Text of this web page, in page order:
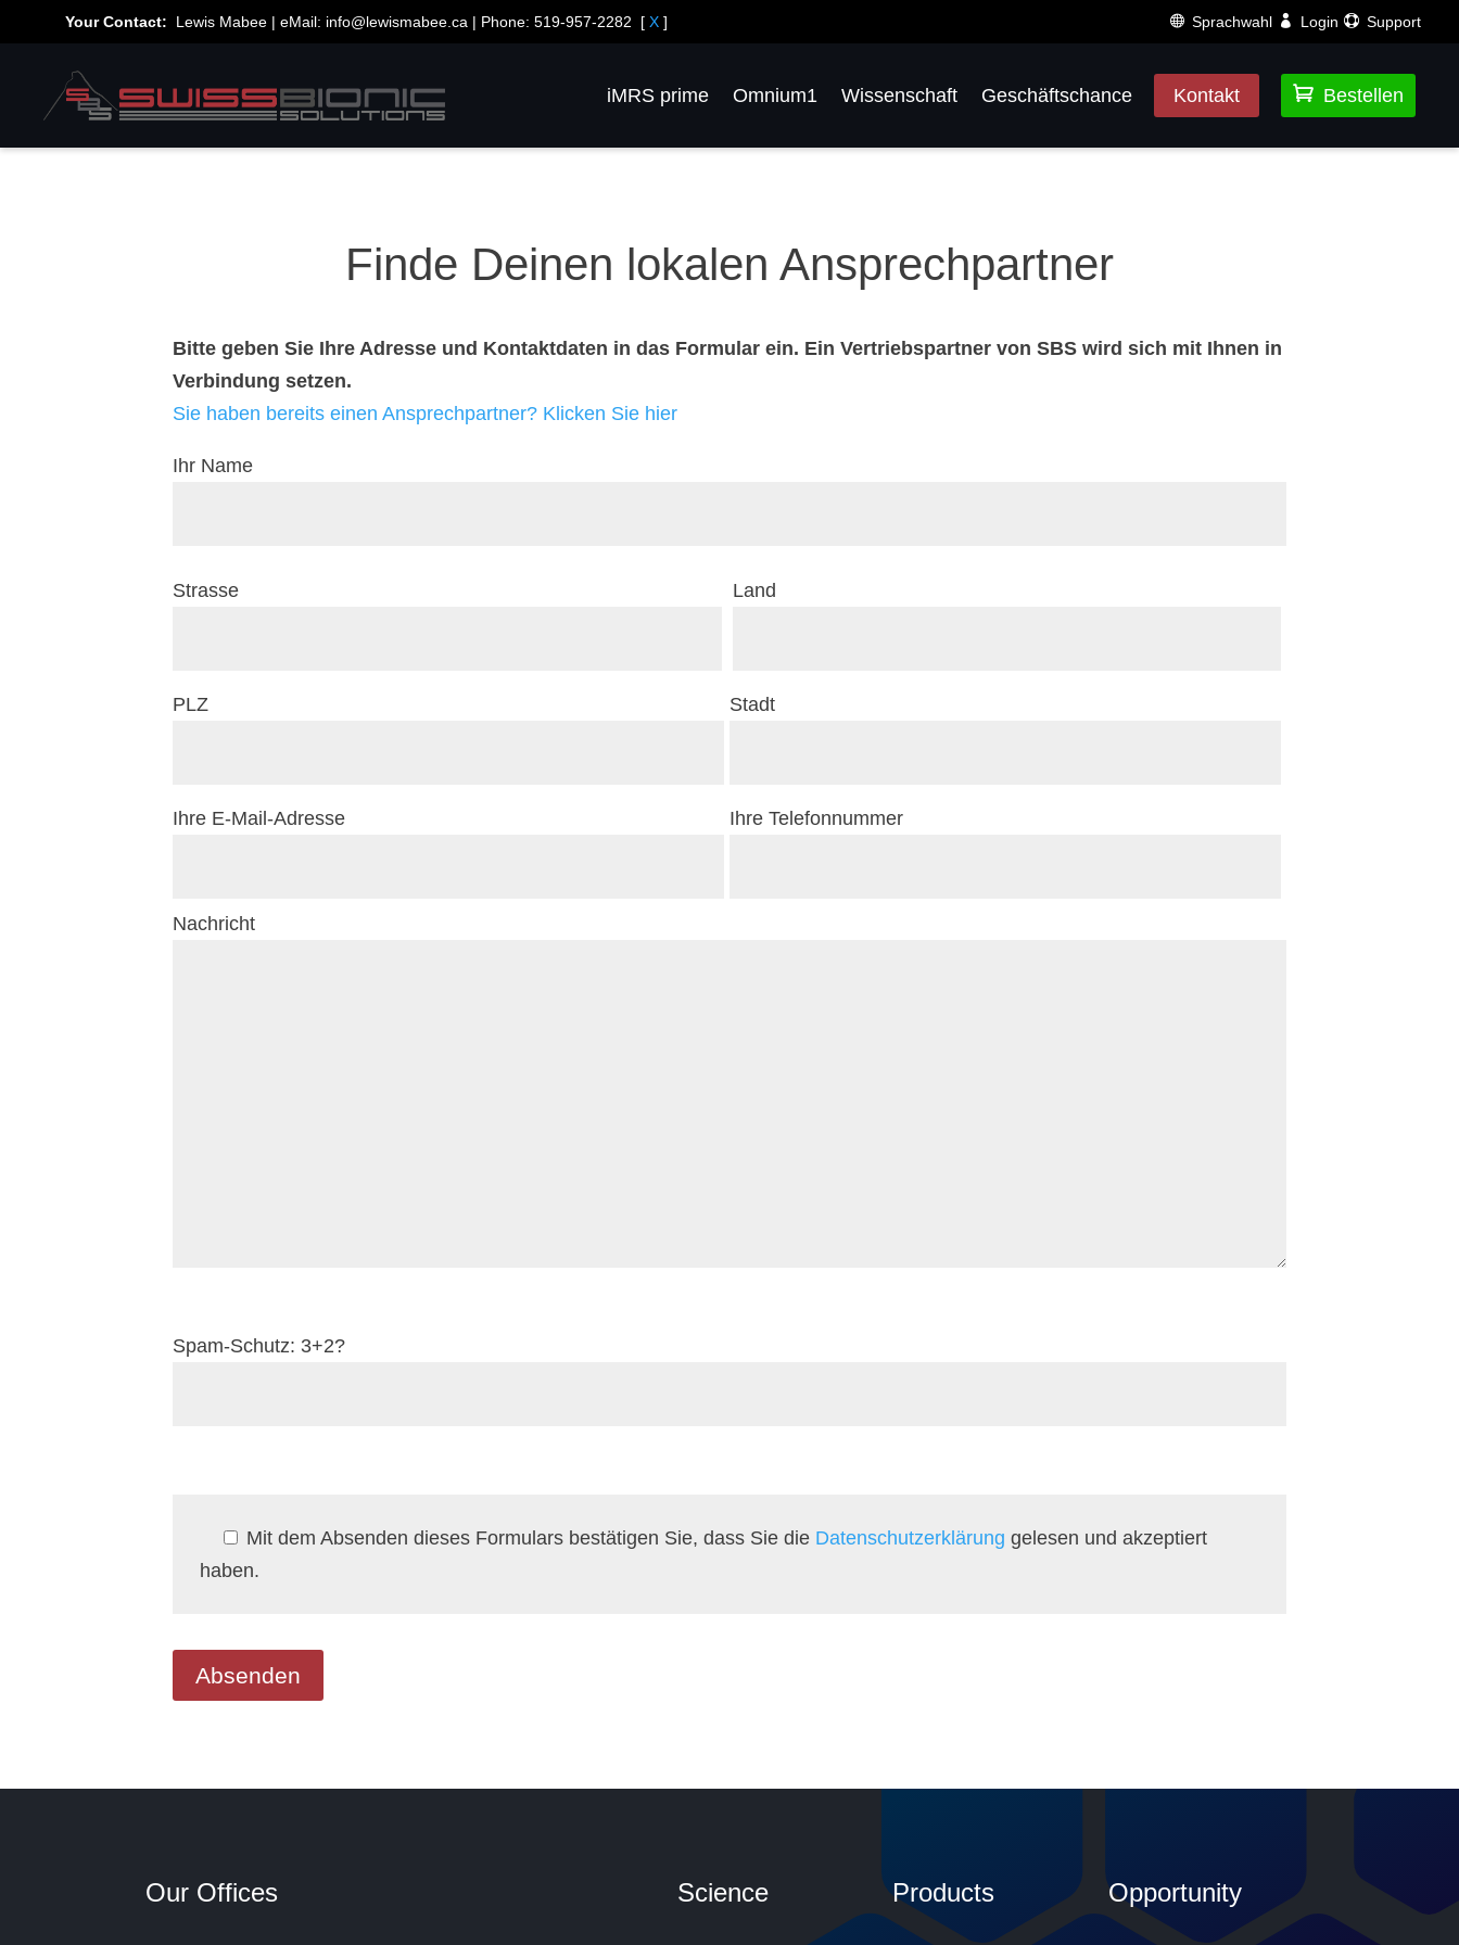
Your Contact: Lewis Mabee | eMail: info@lewismabee.ca | Phone:519-957-2282 [X ] Sprachwahl Login Support
iMRS prime Omnium1 Wissenschaft Geschäftschance Kontakt  Bestellen
Finde Deinen lokalen Ansprechpartner
Bitte geben Sie Ihre Adresse und Kontaktdaten in das Formular ein. Ein Vertriebspartner von SBS wird sich mit Ihnen in
Verbindung setzen.
Sie haben bereits einen Ansprechpartner? Klicken Sie hier
Ihr Name
Strasse Land
PLZ Stadt
Ihre E-Mail-Adresse Ihre Telefonnummer
Nachricht
Spam-Schutz: 3+2?
Mit dem Absenden dieses Formulars bestätigen Sie, dass Sie die Datenschutzerklärung gelesen und akzeptiert
haben.
Our Offices Science Products Opportunity